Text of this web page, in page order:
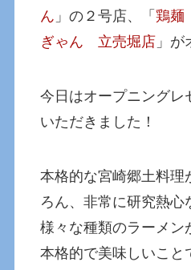
ん 」の２号店、「鶏
ぎゃん 立売堀店 」が
今日はオープニングレ
いただきました！
本格的な宮崎郷土料理
ろん、非常に研究熱心
様々な種類のラーメン
本格的で美味しいこと